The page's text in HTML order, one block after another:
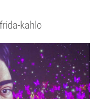
kahlo